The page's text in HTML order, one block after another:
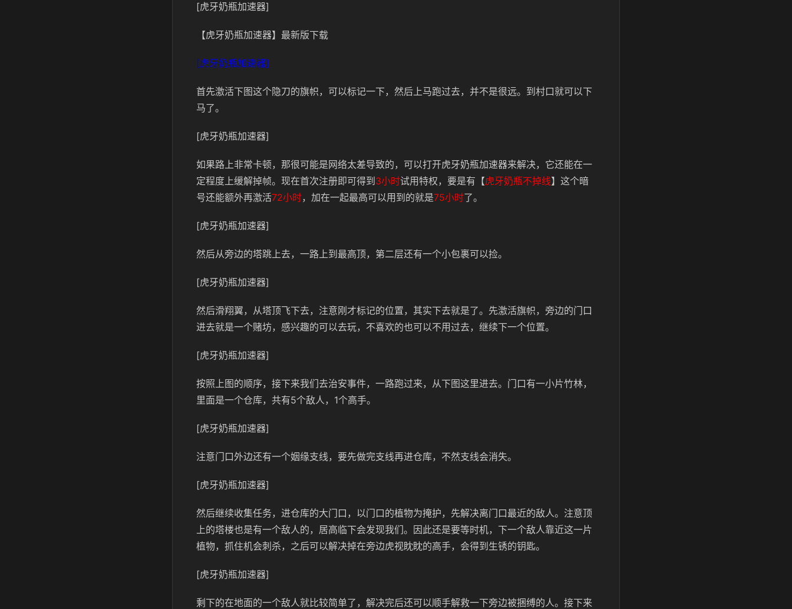
[虎牙奶瓶加速器]
【虎牙奶瓶加速器】最新版下载
[虎牙奶瓶加速器]
首先激活下图这个隐刀的旗帜，可以标记一下，然后上马跑过去，并不是很远。到村口就可以下
马了。
[虎牙奶瓶加速器]
如果路上非常卡顿，那很可能是网络太差导致的，可以打开虎牙奶瓶加速器来解决，它还能在一
定程度上缓解掉帧。现在首次注册即可得到 3小时试用特权，要是有【虎牙奶瓶不掉线】这个暗
号还能额外再激活72小时，加在一起最高可以用到的就是75小时了。
[虎牙奶瓶加速器]
然后从旁边的塔跳上去，一路上到最高顶，第二层还有一个小包裹可以捡。
[虎牙奶瓶加速器]
然后滑翔翼，从塔顶飞下去，注意刚才标记的位置，其实下去就是了。先激活旗帜，旁边的门口
进去就是一个赌坊，感兴趣的可以去玩，不喜欢的也可以不用过去，继续下一个位置。
[虎牙奶瓶加速器]
按照上图的顺序，接下来我们去治安事件，一路跑过来，从下图这里进去。门口有一小片竹林，
里面是一个仓库，共有5个敌人，1个高手。
[虎牙奶瓶加速器]
注意门口外边还有一个姻缘支线，要先做完支线再进仓库，不然支线会消失。
[虎牙奶瓶加速器]
然后继续收集任务，进仓库的大门口，以门口的植物为掩护，先解决离门口最近的敌人。注意顶
上的塔楼也是有一个敌人的，居高临下会发现我们。因此还是要等时机，下一个敌人靠近这一片
植物，抓住机会刺杀，之后可以解决掉在旁边虎视眈眈的高手，会得到生锈的钥匙。
[虎牙奶瓶加速器]
剩下的在地面的一个敌人就比较简单了，解决完后还可以顺手解救一下旁边被捆缚的人。接下来